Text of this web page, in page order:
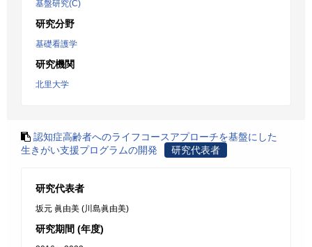
基盤研究(C)
研究分野
基礎看護学
研究機関
北里大学
認知症高齢者へのライフコースアプローチを基盤にした
生きがい支援プログラムの開発
研究代表者
研究代表者
坂元 眞由美 (川島眞由美)
研究期間 (年度)